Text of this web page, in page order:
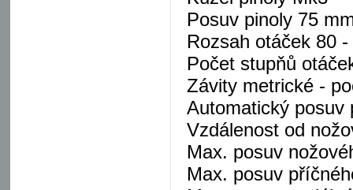
Posuv pinoly 75
Rozsah otáček 80
Počet stupňů
Závity metrické -
Automatický posuv
Vzdálenost od
Max. posuv
Max. posuv